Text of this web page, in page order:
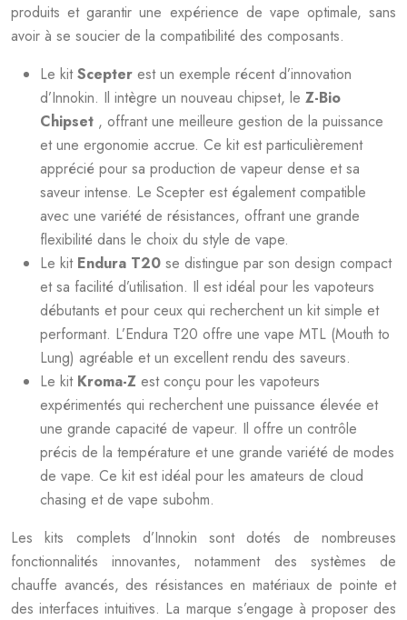
produits et garantir une expérience de vape optimale, sans
avoir à se soucier de la compatibilité des composants.
Le kitScepter est un exemple récent d’innovation
d’Innokin. Il intègre un nouveau chipset, le Z-Bio
Chipset , offrant une meilleure gestion de la puissance
et une ergonomie accrue. Ce kit est particulièrement
apprécié pour sa production de vapeur dense et sa
saveur intense. Le Scepter est également compatible
avec une variété de résistances, offrant une grande
flexibilité dans le choix du style de vape.
Le kit Endura T20 se distingue par son design compact
et sa facilité d’utilisation. Il est idéal pour les vapoteurs
débutants et pour ceux qui recherchent un kit simple et
performant. L’Endura T20 offre une vape MTL (Mouth to
Lung) agréable et un excellent rendu des saveurs.
Le kit Kroma-Z est conçu pour les vapoteurs
expérimentés qui recherchent une puissance élevée et
une grande capacité de vapeur. Il offre un contrôle
précis de la température et une grande variété de modes
de vape. Ce kit est idéal pour les amateurs de cloud
chasing et de vape subohm.
Les kits complets d’Innokin sont dotés de nombreuses
fonctionnalités innovantes, notamment des systèmes de
chauffe avancés, des résistances en matériaux de pointe et
des interfaces intuitives. La marque s’engage à proposer des